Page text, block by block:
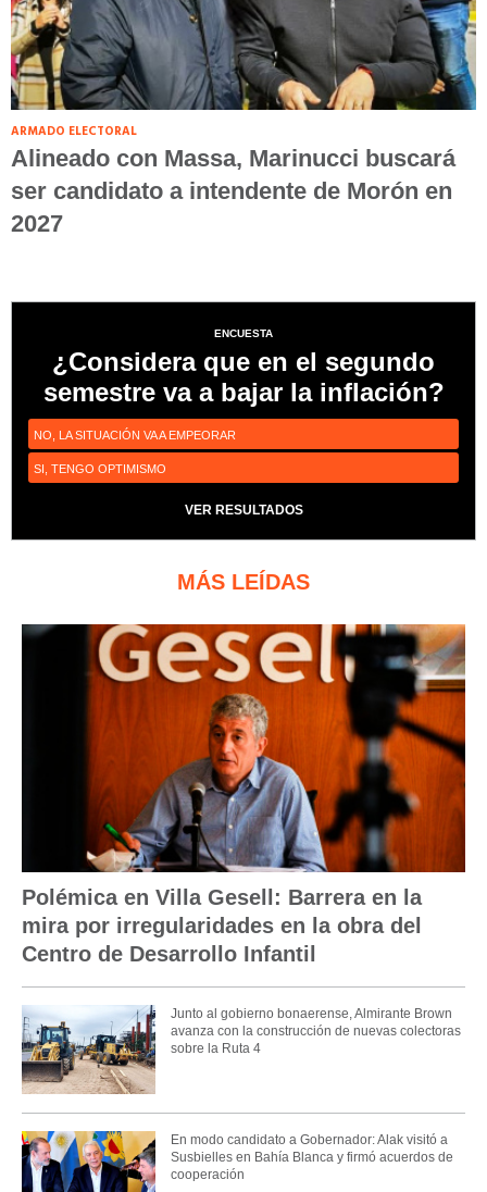
ARMADO ELECTORAL
Alineado con Massa, Marinucci buscará
ser candidato a intendente de Morón en
2027
ENCUESTA
¿Considera que en el segundo
semestre va a bajar la inflación?
NO, LA SITUACIÓN VA A EMPEORAR
SI, TENGO OPTIMISMO
VER RESULTADOS
MÁS LEÍDAS
Polémica en Villa Gesell: Barrera en la
mira por irregularidades en la obra del
Centro de Desarrollo Infantil
Junto al gobierno bonaerense, Almirante Brown
avanza con la construcción de nuevas colectoras
sobre la Ruta 4
En modo candidato a Gobernador: Alak visitó a
Susbielles en Bahía Blanca y firmó acuerdos de
cooperación